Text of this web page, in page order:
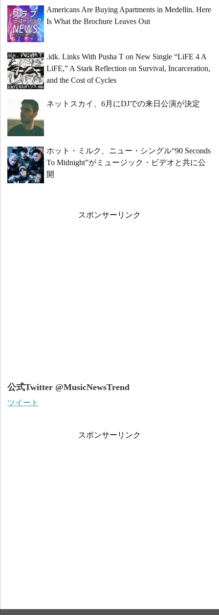
Americans Are Buying Apartments in Medellin. Here
Is What the Brochure Leaves Out
.idk. Links With Pusha T on New Single “LiFE 4 A
LiFE,” A Stark Reflection on Survival, Incarceration,
and the Cost of Cycles
ネットスカイ、6月にDJでの来日公演が決定
ホット・ミルク、ニュー・シングル“90 Seconds
To Midnight”がミュージック・ビデオと共に公
開
スポンサーリンク
公式Twitter @MusicNewsTrend
ツイート
スポンサーリンク